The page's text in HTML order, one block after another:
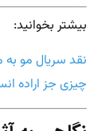
بیشتر بخوانید:
نقد سریال مو
چیزی جز اراده